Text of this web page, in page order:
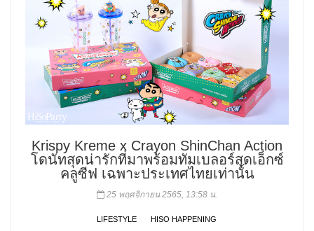
Krispy Kreme x Crayon ShinChan Action
โดนัทสุดน่ารักที่มาพร้อมทัมเบลอร์สุดเอ็กซ์
คลูซีฟ เฉพาะประเทศไทยเท่านั้น
25 พฤศจิกายน 2565, 13:58 น.
LIFESTYLE HISO HAPPENING